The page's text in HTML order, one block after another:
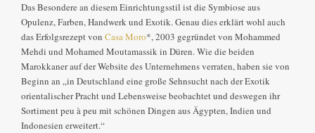
Das Besondere an diesem Einrichtungsstil ist die Symbiose aus
Opulenz, Farben, Handwerk und Exotik. Genau dies erklärt wohl auch
das Erfolgsrezept vonCasa Moro*, 2003 gegründet von Mohammed
Mehdi und Mohamed Moutamassik in Düren. Wie die beiden
Marokkaner auf der Website des Unternehmens verraten, haben sie von
Beginn an „in Deutschland eine große Sehnsucht nach der Exotik
orientalischer Pracht und Lebensweise beobachtet und deswegen ihr
Sortiment peu à peu mit schönen Dingen aus Ägypten, Indien und
Indonesien erweitert.“